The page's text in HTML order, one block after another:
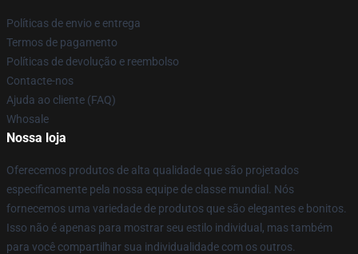
Políticas de envio e entrega
Termos de pagamento
Políticas de devolução e reembolso
Contacte-nos
Ajuda ao cliente (FAQ)
Whosale
Nossa loja
Oferecemos produtos de alta qualidade que são projetados
especificamente pela nossa equipe de classe mundial. Nós
fornecemos uma variedade de produtos que são elegantes e bonitos.
Isso não é apenas para mostrar seu estilo individual, mas também
para você compartilhar sua individualidade com os outros.